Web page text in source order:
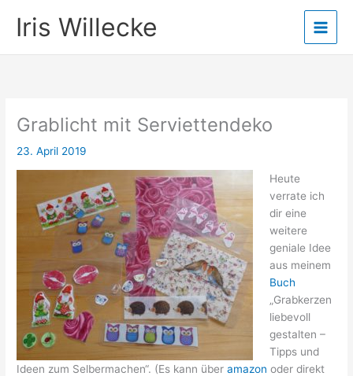
InhaltIris Willecke
Grablicht mit Serviettendeko
23. April 2019
Heute
verrate ich
dir eine
weitere
geniale Idee
aus meinem
Buch
„Grabkerzen
liebevoll
gestalten –
Tipps und
Ideen zum Selbermachen“. (Es kann überamazon oder direkt